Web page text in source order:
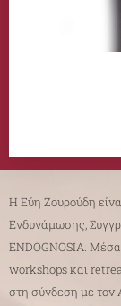
Η Εύη Ζουρούδη
Ενδυνάμωσης,
ENDOGNOSIA. Μέσα
workshops και
στη σύνδεση με τον